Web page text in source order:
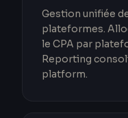
Gestion unifiée
plateformes.
le CPA par
Reporting
platform.